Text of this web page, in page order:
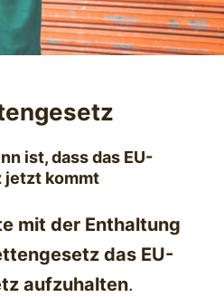
ist, dass das EU-
jetzt kommt
mit der Enthaltung
das EU-
aufzuhalten.